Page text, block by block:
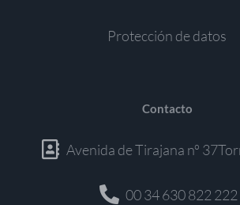
Protección de datos
Contacto
Avenida de Tirajana nº
00 34 630 822 222